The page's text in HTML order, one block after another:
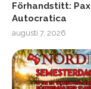
Förhandstitt: Pax
Autocratica
augusti 7, 2026